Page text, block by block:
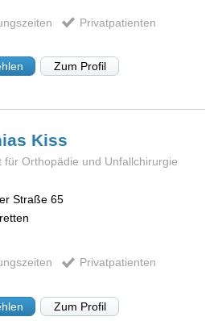
Privatpatienten
Zum Profil
Kiss
für Orthopädie und Unfallchirurgie
Straße 65
Privatpatienten
Zum Profil